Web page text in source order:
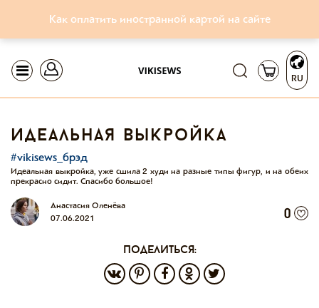
Как оплатить иностранной картой на сайте
RU
идеальная выкройка
#vikisews_брэд
Идеальная выкройка, уже сшила 2 худи на разные типы фигур, и на обеих
прекрасно сидит. Спасибо большое!
Анастасия Оленёва
07.06.2021
0
поделиться: